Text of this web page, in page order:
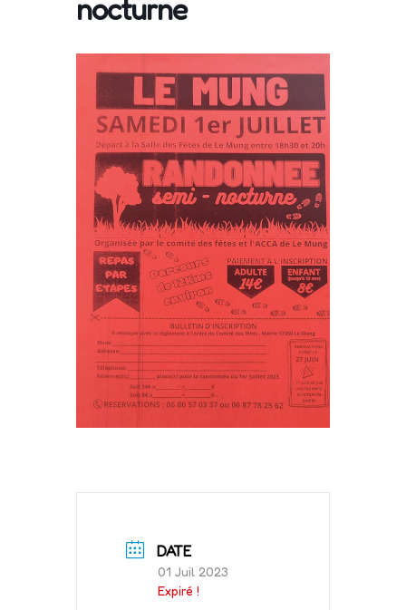
nocturne
DATE
01 Juil 2023
Expiré !